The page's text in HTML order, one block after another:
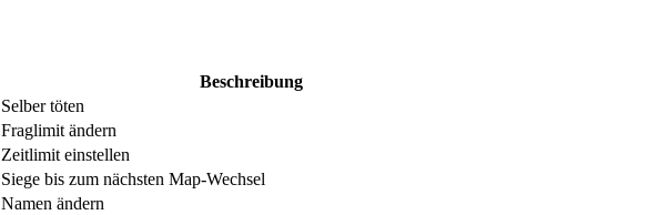
Beschreibung
Selber töten
Fraglimit ändern
Zeitlimit einstellen
Siege bis zum nächsten Map-Wechsel
Namen ändern